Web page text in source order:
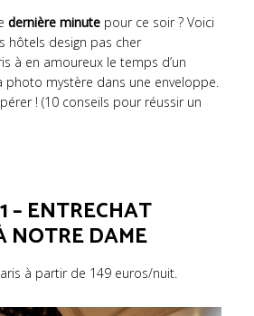
dernière minutepour ce soir ? Voici
hôtels design pas cher
à en amoureux le temps d’un
photo mystère dans une enveloppe.
! (10 conseils pour réussir un
– ENTRECHAT
NOTRE DAME
à partir de 149 euros/nuit.